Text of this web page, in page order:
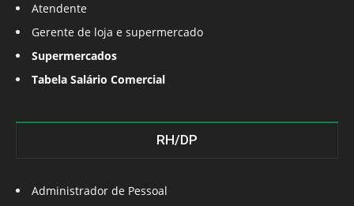
Atendente
Gerente de loja e supermercado
Supermercados
Tabela Salário Comercial
RH/DP
Administrador de Pessoal